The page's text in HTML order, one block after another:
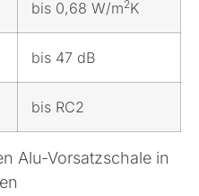
bis 0,68 W/m2K
bis 47 dB
bis RC2
Alu-Vorsatzschale in